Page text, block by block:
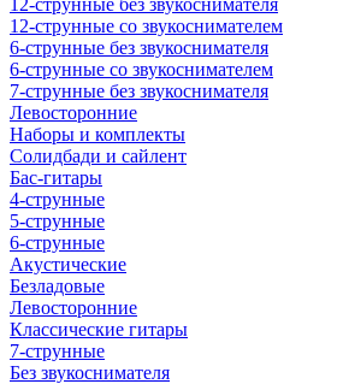
12-струнные без звукоснимателя
12-струнные со звукоснимателем
6-струнные без звукоснимателя
6-струнные со звукоснимателем
7-струнные без звукоснимателя
Левосторонние
Наборы и комплекты
Солидбади и сайлент
Бас-гитары
4-струнные
5-струнные
6-струнные
Акустические
Безладовые
Левосторонние
Классические гитары
7-струнные
Без звукоснимателя